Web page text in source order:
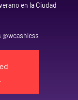
en la Ciudad